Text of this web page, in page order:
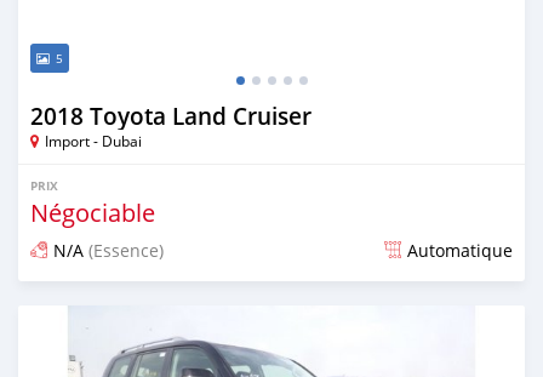
5
2018 Toyota Land Cruiser
Import - Dubai
PRIX
Négociable
N/A (Essence) Automatique